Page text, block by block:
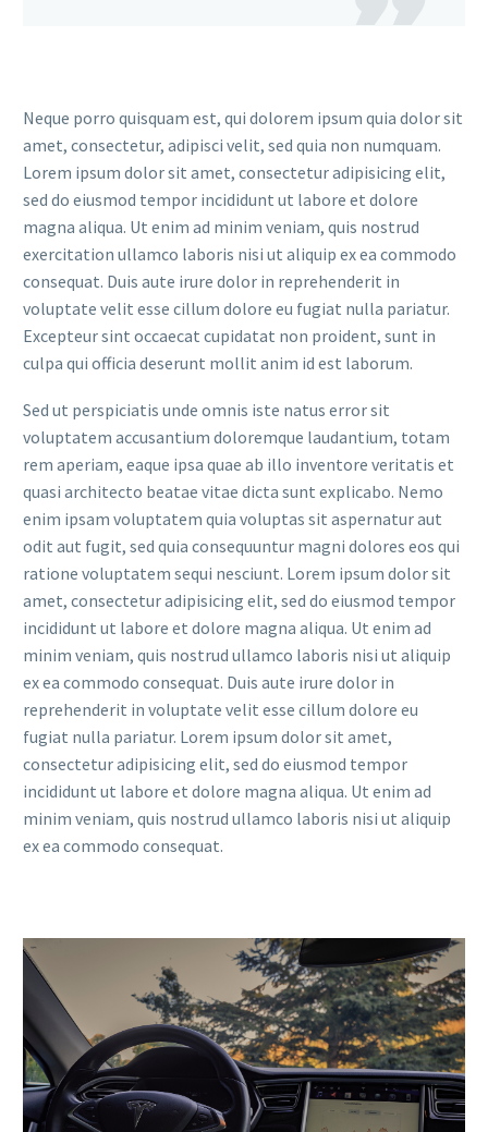
Neque porro quisquam est, qui dolorem ipsum quia dolor sit
amet, consectetur, adipisci velit, sed quia non numquam.
Lorem ipsum dolor sit amet, consectetur adipisicing elit,
sed do eiusmod tempor incididunt ut labore et dolore
magna aliqua. Ut enim ad minim veniam, quis nostrud
exercitation ullamco laboris nisi ut aliquip ex ea commodo
consequat. Duis aute irure dolor in reprehenderit in
voluptate velit esse cillum dolore eu fugiat nulla pariatur.
Excepteur sint occaecat cupidatat non proident, sunt in
culpa qui officia deserunt mollit anim id est laborum.
Sed ut perspiciatis unde omnis iste natus error sit
voluptatem accusantium doloremque laudantium, totam
rem aperiam, eaque ipsa quae ab illo inventore veritatis et
quasi architecto beatae vitae dicta sunt explicabo. Nemo
enim ipsam voluptatem quia voluptas sit aspernatur aut
odit aut fugit, sed quia consequuntur magni dolores eos qui
ratione voluptatem sequi nesciunt. Lorem ipsum dolor sit
amet, consectetur adipisicing elit, sed do eiusmod tempor
incididunt ut labore et dolore magna aliqua. Ut enim ad
minim veniam, quis nostrud ullamco laboris nisi ut aliquip
ex ea commodo consequat. Duis aute irure dolor in
reprehenderit in voluptate velit esse cillum dolore eu
fugiat nulla pariatur. Lorem ipsum dolor sit amet,
consectetur adipisicing elit, sed do eiusmod tempor
incididunt ut labore et dolore magna aliqua. Ut enim ad
minim veniam, quis nostrud ullamco laboris nisi ut aliquip
ex ea commodo consequat.